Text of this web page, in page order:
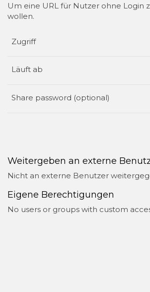
Um eine URL für Nutzer ohne Login
wollen.
Zugriff
Läuft ab
Share password (optional)
Weitergeben an externe
Nicht an externe Benutzer
Eigene Berechtigungen
No users or groups with custom